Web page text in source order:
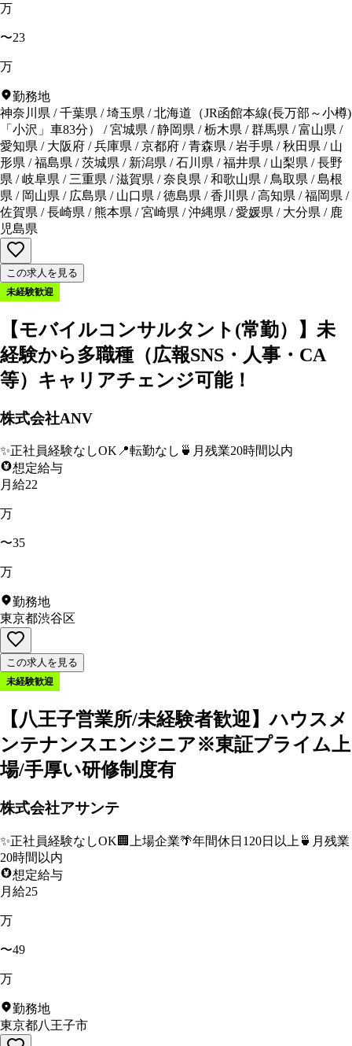
万
〜23
万
勤務地
神奈川県 /千葉県 /埼玉県 /北海道 （JR函館本線(長万部～小樽)
「小沢」車83分） /宮城県 /静岡県 /栃木県 /群馬県 /富山県 /
愛知県 / 大阪府 /兵庫県 /京都府 /青森県 /岩手県 /秋田県 / 山
形県 /福島県 /茨城県 / 新潟県 /石川県 /福井県 / 山梨県 /長野
県 /岐阜県 / 三重県 /滋賀県 /奈良県 /和歌山県 / 鳥取県 /島根
県 / 岡山県 / 広島県 / 山口県 /徳島県 /香川県 /高知県 /福岡県 /
佐賀県 /長崎県 /熊本県 /宮崎県 /沖縄県 /愛媛県 / 大分県 / 鹿
児島県
この求人を見る
未経験歓迎
【モバイルコンサルタント(常勤）】未
経験から多職種（広報SNS・人事・CA
等）キャリアチェンジ可能！
株式会社ANV
✨正社員経験なしOK📍転勤なし 🍵 月残業20時間以内
想定給与
月給22
万
〜35
万
勤務地
東京都渋谷区
この求人を見る
未経験歓迎
【八王子営業所/未経験者歓迎】ハウスメ
ンテナンスエンジニア※東証プライム上
場/手厚い研修制度有
株式会社アサンテ
✨正社員経験なしOK 🏢 上場企業🌴年間休日120日以上 🍵 月残業
20時間以内
想定給与
月給25
万
〜49
万
勤務地
東京都八王子市